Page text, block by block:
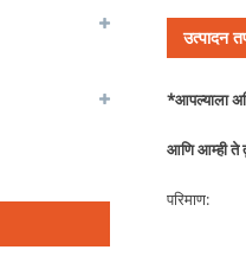
उत्पादन
*आपल्याला
आणि आम्ही ते
परिमाण: